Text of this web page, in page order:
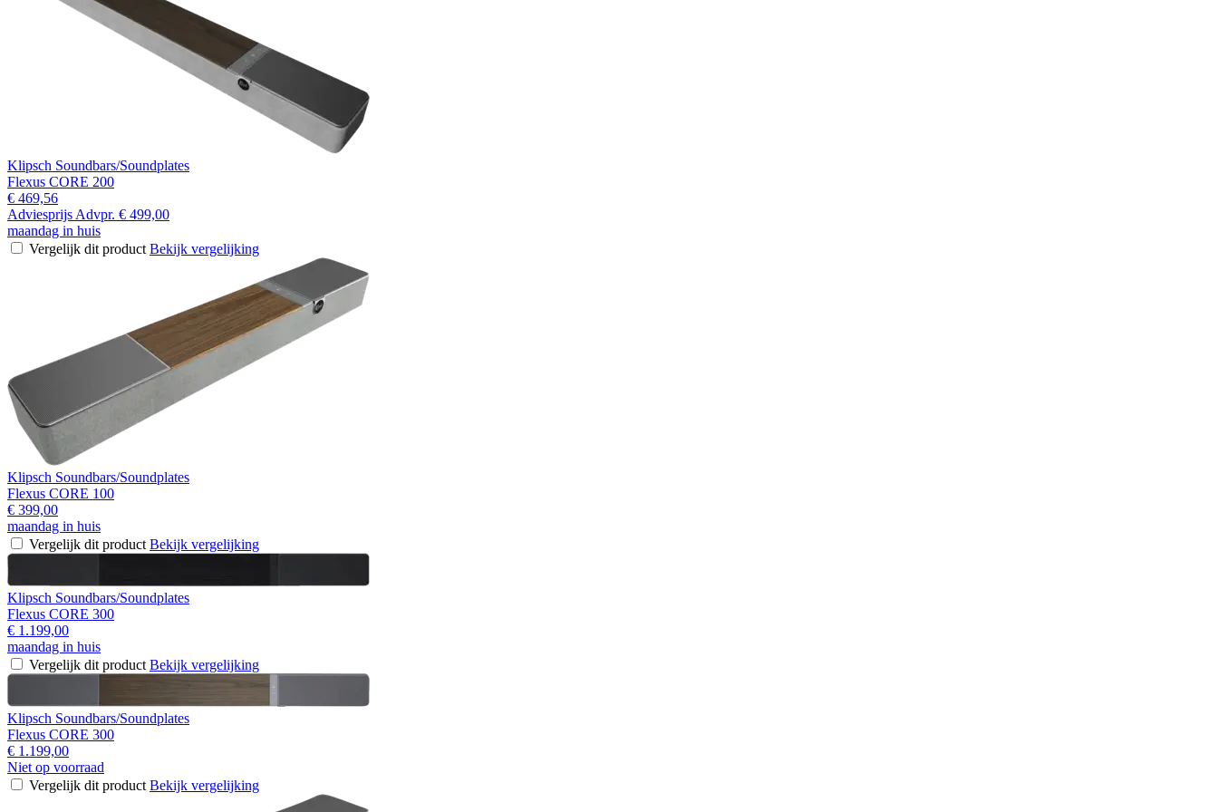
Klipsch Soundbars/Soundplates
Flexus CORE 200
€ 469,56
Adviesprijs Advpr. € 499,00
maandag in huis
Vergelijk dit product Bekijk vergelijking
Klipsch Soundbars/Soundplates
Flexus CORE 100
€ 399,00
maandag in huis
Vergelijk dit product Bekijk vergelijking
Klipsch Soundbars/Soundplates
Flexus CORE 300
€ 1.199,00
maandag in huis
Vergelijk dit product Bekijk vergelijking
Klipsch Soundbars/Soundplates
Flexus CORE 300
€ 1.199,00
Niet op voorraad
Vergelijk dit product Bekijk vergelijking